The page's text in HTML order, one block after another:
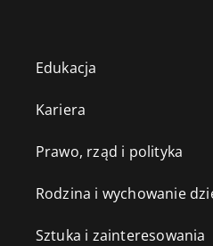
Edukacja
Kariera
Prawo, rząd i polityka
Rodzina i wychowanie
Sztuka i zainteresowania